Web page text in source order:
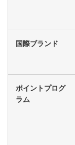
国際ブランド
ポイントプログ
ラム